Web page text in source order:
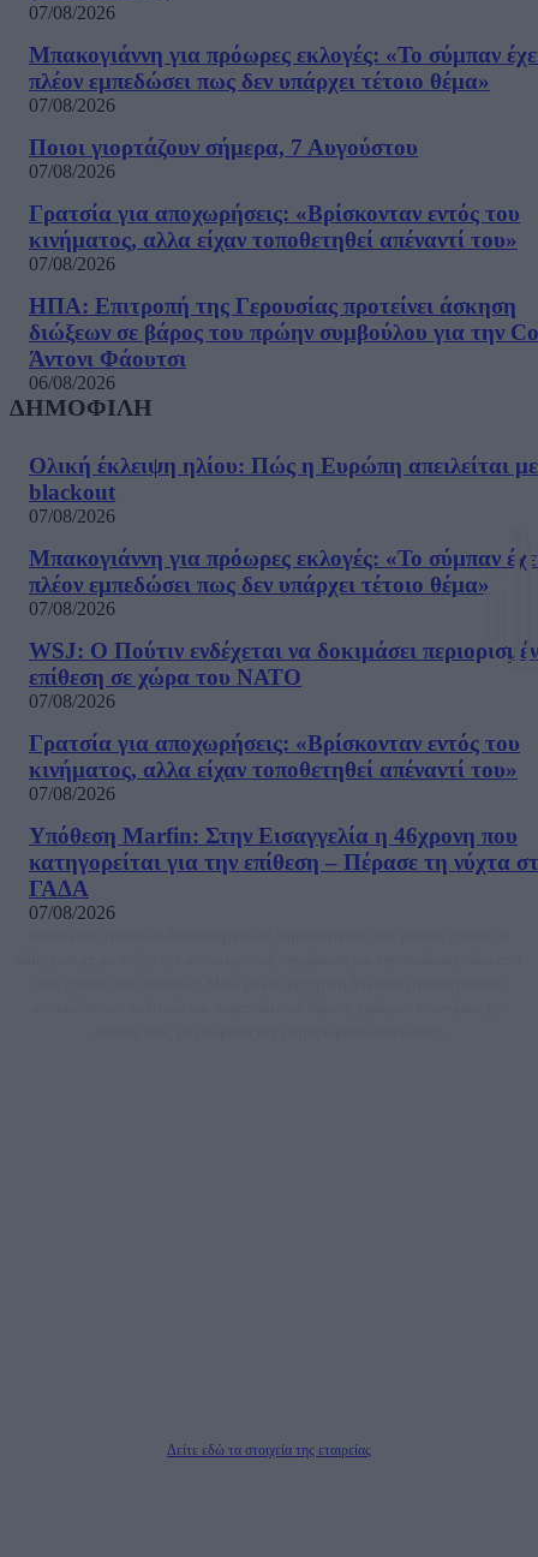
07/08/2026
Μπακογιάννη για πρόωρες εκλογές: «Το σύμπαν
πλέον εμπεδώσει πως δεν υπάρχει τέτοιο θέμα»
07/08/2026
Ποιοι γιορτάζουν σήμερα, 7 Αυγούστου
07/08/2026
Γρατσία για αποχωρήσεις: «Bρίσκονταν εντός του
κινήματος, αλλα είχαν τοποθετηθεί απέναντί του»
07/08/2026
ΗΠΑ: Επιτροπή της Γερουσίας προτείνει άσκηση
διώξεων σε βάρος του πρώην συμβούλου για την
Άντονι Φάουτσι
06/08/2026
ΔΗΜΟΦΙΛΗ
Ολική έκλειψη ηλίου: Πώς η Ευρώπη απειλείται με
blackout
07/08/2026
Μπακογιάννη για πρόωρες εκλογές: «Το σύμπαν
πλέον εμπεδώσει πως δεν υπάρχει τέτοιο θέμα»
07/08/2026
WSJ: Ο Πούτιν ενδέχεται να δοκιμάσει
επίθεση σε χώρα του ΝΑΤΟ
07/08/2026
Γρατσία για αποχωρήσεις: «Bρίσκονταν εντός του
κινήματος, αλλα είχαν τοποθετηθεί απέναντί του»
07/08/2026
Υπόθεση Marfin: Στην Εισαγγελία η 46χρονη που
κατηγορείται για την επίθεση – Πέρασε τη νύχτα
ΓΑΔΑ
07/08/2026
Δείτε εδώ τα στοιχεία της εταιρείας